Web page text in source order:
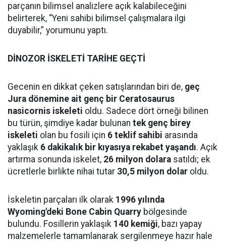
parçanın bilimsel analizlere açık kalabileceğini
belirterek, “Yeni sahibi bilimsel çalışmalara ilgi
duyabilir,” yorumunu yaptı.
DİNOZOR İSKELETİ TARİHE GEÇTİ
Gecenin en dikkat çeken satışlarından biri de, geç
Jura dönemine ait genç bir Ceratosaurus
nasicornis iskeleti oldu. Sadece dört örneği bilinen
bu türün, şimdiye kadar bulunan tek genç birey
iskeleti olan bu fosili için 6 teklif sahibi arasında
yaklaşık 6 dakikalık bir kıyasıya rekabet yaşandı. Açık
artırma sonunda iskelet, 26 milyon dolara satıldı; ek
ücretlerle birlikte nihai tutar 30,5 milyon dolar oldu.
İskeletin parçaları ilk olarak 1996 yılında
Wyoming'deki Bone Cabin Quarry bölgesinde
bulundu. Fosillerin yaklaşık 140 kemiği, bazı yapay
malzemelerle tamamlanarak sergilenmeye hazır hale